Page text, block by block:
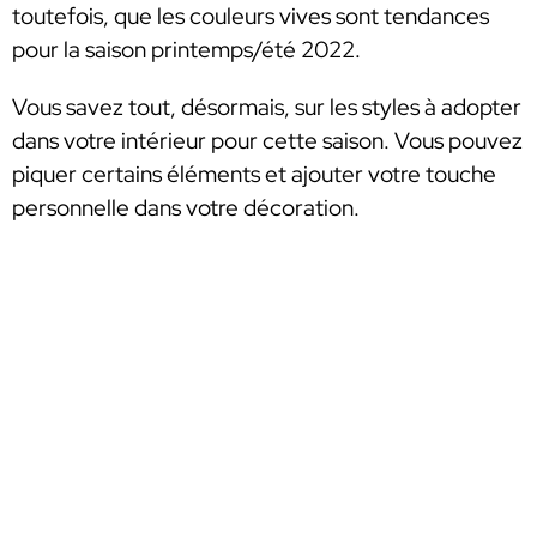
toutefois, que les couleurs vives sont tendances
pour la saison printemps/été 2022.
Vous savez tout, désormais, sur les styles à adopter
dans votre intérieur pour cette saison. Vous pouvez
piquer certains éléments et ajouter votre touche
personnelle dans votre décoration.